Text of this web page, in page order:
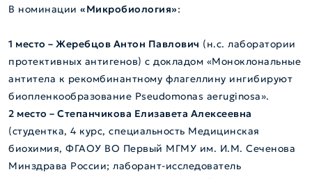
В номинации «Микробиология»:
1 место – Жеребцов Антон Павлович (н.с. лаборатории
протективных антигенов) с докладом «Моноклональные
антитела к рекомбинантному флагеллину ингибируют
биопленкообразование Pseudomonas aeruginosa».
2 место – Степанчикова Елизавета Алексеевна
(студентка, 4 курс, специальность Медицинская
биохимия, ФГАОУ ВО Первый МГМУ им. И.М. Сеченова
Минздрава России; лаборант-исследователь